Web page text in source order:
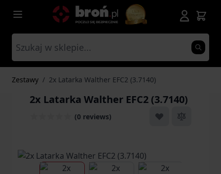
Przejdź do treści
Zestawy / 2x Latarka Walther EFC2 (3.7140)
2x Latarka Walther EFC2 (3.7140)
(0 reviews)
View larger imageView larger imageView larger